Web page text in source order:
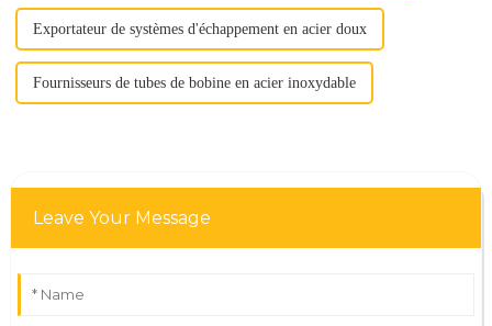
Exportateur de systèmes d'échappement en acier doux
Fournisseurs de tubes de bobine en acier inoxydable
Leave Your Message